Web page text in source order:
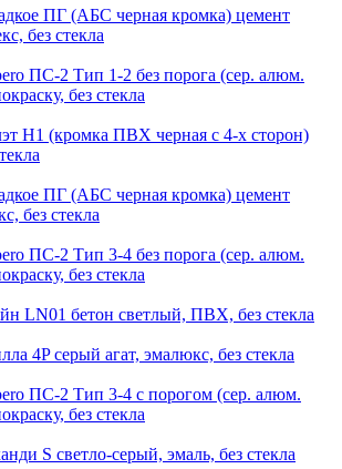
ПГ (АБС черная кромка) цемент
без стекла
ПС-2 Тип 1-2 без порога (сер. алюм.
без стекла
H1 (кромка ПВХ черная с 4-х сторон)
ПГ (АБС черная кромка) цемент
без стекла
ПС-2 Тип 3-4 без порога (сер. алюм.
без стекла
LN01 бетон светлый, ПВХ, без стекла
4P серый агат, эмалюкс, без стекла
ПС-2 Тип 3-4 с порогом (сер. алюм.
без стекла
S светло-серый, эмаль, без стекла